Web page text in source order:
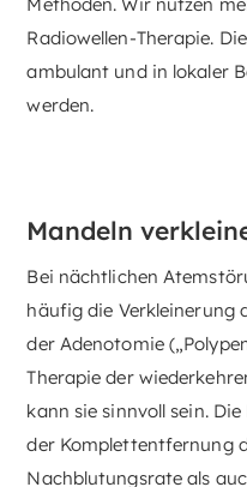
Radiowellen-Therapie.
ambulant und in lokaler
werden.
Mandeln
Bei nächtlichen
häufig die Verkleinerung
der Adenotomie
Therapie der
kann sie sinnvoll sein.
der Komplettentfernung
Nachblutungsrate als